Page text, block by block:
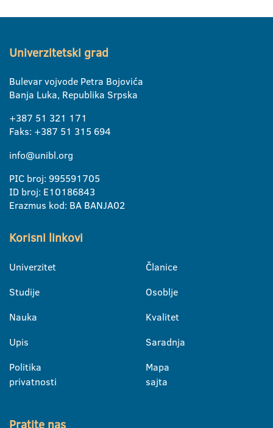
Univerzitetski grad
Bulevar vojvode Petra Bojovića
Banja Luka, Republika Srpska
+387 51 321 171
Faks: +387 51 315 694
info@unibl.org
PIC broj: 995591705
ID broj: E10186843
Erazmus kod: BA BANJA02
Korisni linkovi
Univerzitet
Studije
Nauka
Upis
Politika
privatnosti
Članice
Osoblje
Kvalitet
Saradnja
Mapa
sajta